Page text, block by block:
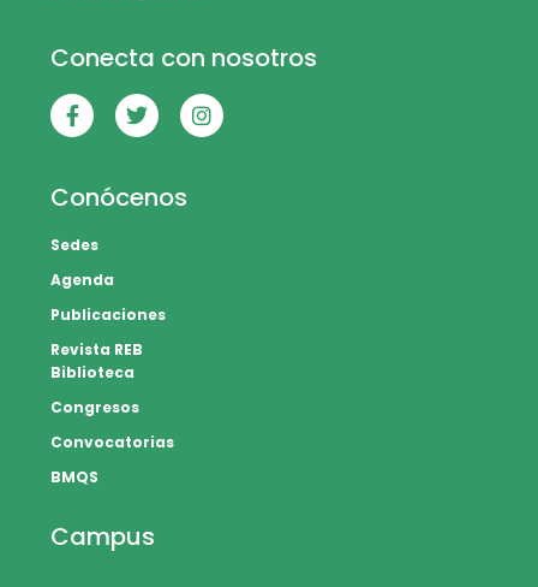
Conecta con nosotros
Conócenos
Sedes
Agenda
Publicaciones
Revista REB
Biblioteca
Congresos
Convocatorias
BMQS
Campus